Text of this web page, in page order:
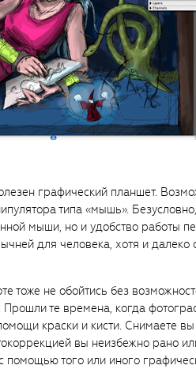
графический планшет.
типа «мышь».
мыши, но и удобство работы
для человека, хотя и далеко
тоже не обойтись без
. Прошли те времена, когда
краски и кисти. Снимаете
вы неизбежно рано
помощью того или иного